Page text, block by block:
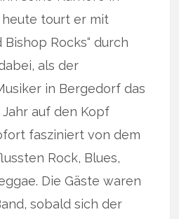
heute tourt er mit
Rocks“ durch
als der
in Bergedorf das
auf den Kopf
fasziniert von dem
Rock, Blues,
Die Gäste waren
sobald sich der